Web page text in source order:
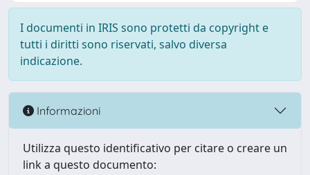
I documenti in IRIS sono protetti da copyright e
tutti i diritti sono riservati, salvo diversa
indicazione.
Informazioni
Utilizza questo identificativo per citare o creare un
link a questo documento: